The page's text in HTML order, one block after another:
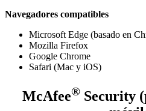
Navegadores compatibles
Microsoft Edge (basado en
Mozilla Firefox
Google Chrome
Safari (Mac y iOS)
McAfee® Security